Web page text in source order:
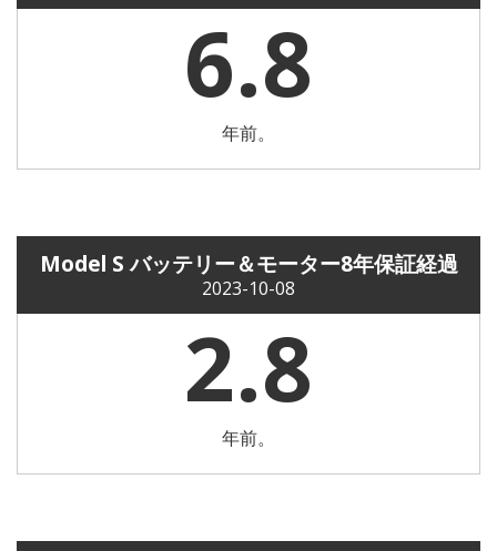
6.8
年前。
Model S バッテリー＆モーター8年保証経過
2023-10-08
2.8
年前。